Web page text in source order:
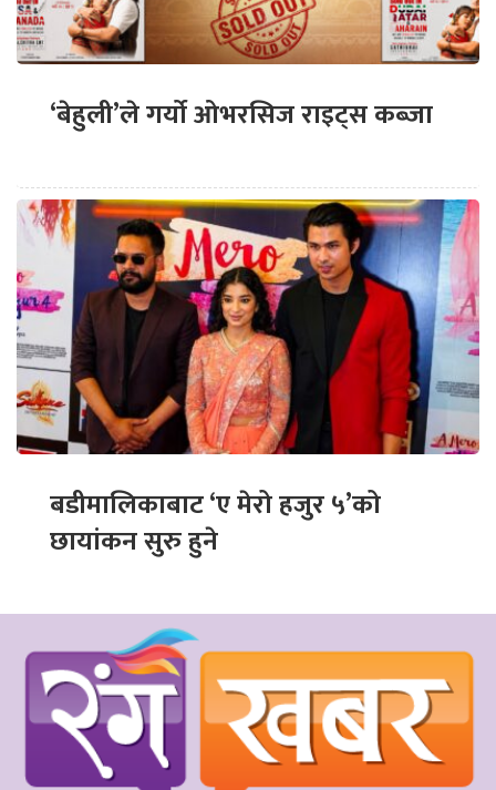
‘बेहुली’ले गर्यो ओभरसिज राइट्स कब्जा
बडीमालिकाबाट ‘ए मेरो हजुर ५’को
छायांकन सुरु हुने